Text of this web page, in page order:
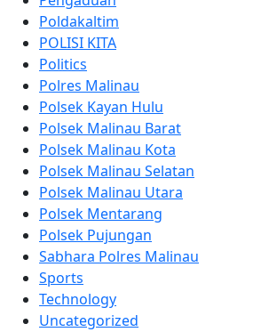
Poldakaltim
POLISI KITA
Politics
Polres Malinau
Polsek Kayan Hulu
Polsek Malinau Barat
Polsek Malinau Kota
Polsek Malinau Selatan
Polsek Malinau Utara
Polsek Mentarang
Polsek Pujungan
Sabhara Polres Malinau
Sports
Technology
Uncategorized